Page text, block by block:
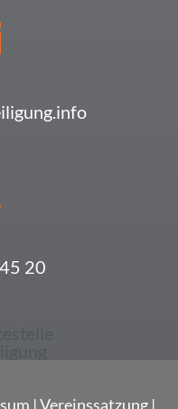
20
|Vereins­sat­zung|